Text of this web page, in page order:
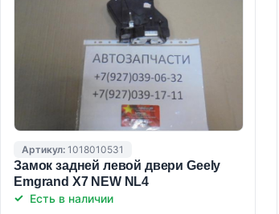
Артикул: 1018010531
Замок задней левой двери Geely
Emgrand X7 NEW NL4
Есть в наличии